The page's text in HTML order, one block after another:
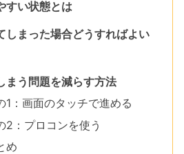
すい状態とは
しまった場合どうすればよい
まう問題を減らす方法
1：画面のタッチで進める
2：プロコンを使う
め